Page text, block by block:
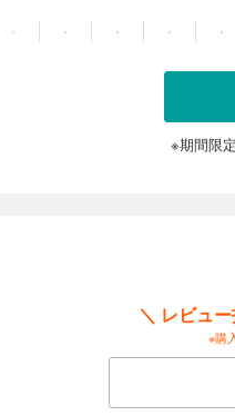
・ ・ ・ ・ ・
※期間限
＼ レビュ
※購